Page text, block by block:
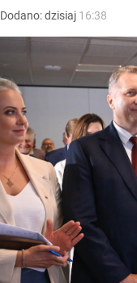
Dodano:dzisiaj 16:38